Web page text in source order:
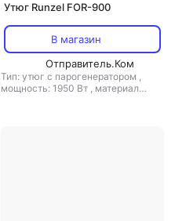
Утюг Runzel FOR-900
В магазин
Отправитель.Ком
Тип: утюг с парогенератором ,
мощность: 1950 Вт , материал